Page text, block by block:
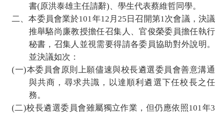
書(原洪泰雄主任請辭)、學生代表蔡維哲同學。
二、本委員會業於101年12 月25 日召開第1次會議，決議
推舉駱尚廉教授擔任召集人、官俊榮委員擔任執行
秘書，召集人並視需要得請各委員協助對外說明。
並決議如次：
(一)本委員會原則上願儘速與校長遴選委員會善意溝通
與共商，尋求共識，以達順利遴選下任校長之任
務。
(二)校長遴選委員會雖屬獨立作業，但仍應依照101年3